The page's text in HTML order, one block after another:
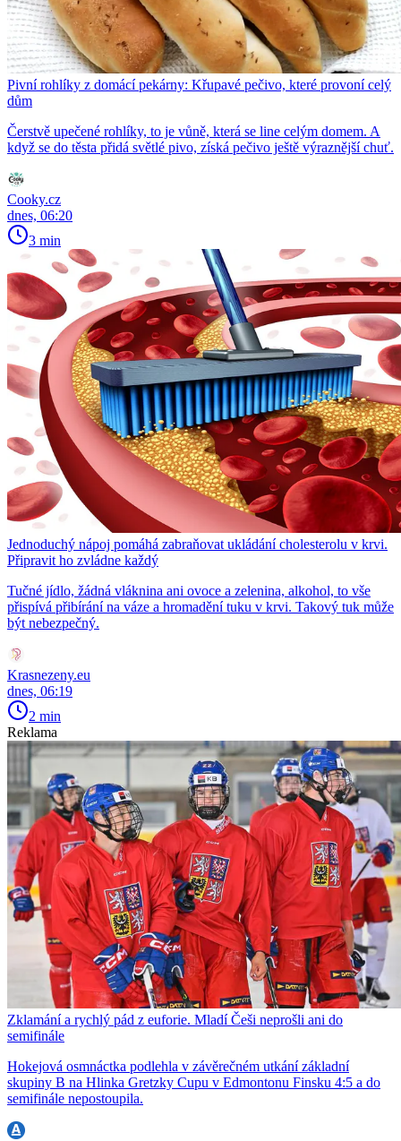
Pivní rohlíky z domácí pekárny: Křupavé pečivo, které provoní celý
dům
Čerstvě upečené rohlíky, to je vůně, která se line celým domem. A
když se do těsta přidá světlé pivo, získá pečivo ještě výraznější chuť.
Cooky.cz
dnes, 06:20
3 min
Jednoduchý nápoj pomáhá zabraňovat ukládání cholesterolu v krvi.
Připravit ho zvládne každý
Tučné jídlo, žádná vláknina ani ovoce a zelenina, alkohol, to vše
přispívá přibírání na váze a hromadění tuku v krvi. Takový tuk může
být nebezpečný.
Krasnezeny.eu
dnes, 06:19
2 min
Reklama
Zklamání a rychlý pád z euforie. Mladí Češi neprošli ani do
semifinále
Hokejová osmnáctka podlehla v závěrečném utkání základní
skupiny B na Hlinka Gretzky Cupu v Edmontonu Finsku 4:5 a do
semifinále nepostoupila.